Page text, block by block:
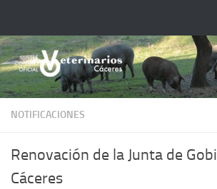
NOTIFICACIONES
Renovación de la Junta de
Cáceres